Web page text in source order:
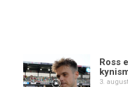
Ross
3.